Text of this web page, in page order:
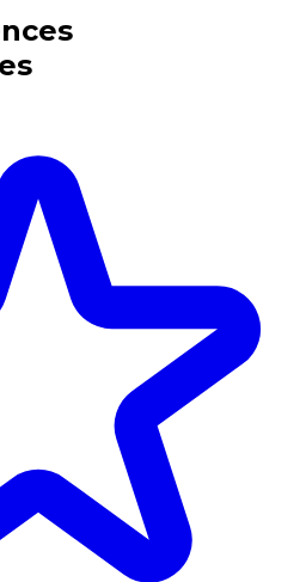
: Expériences